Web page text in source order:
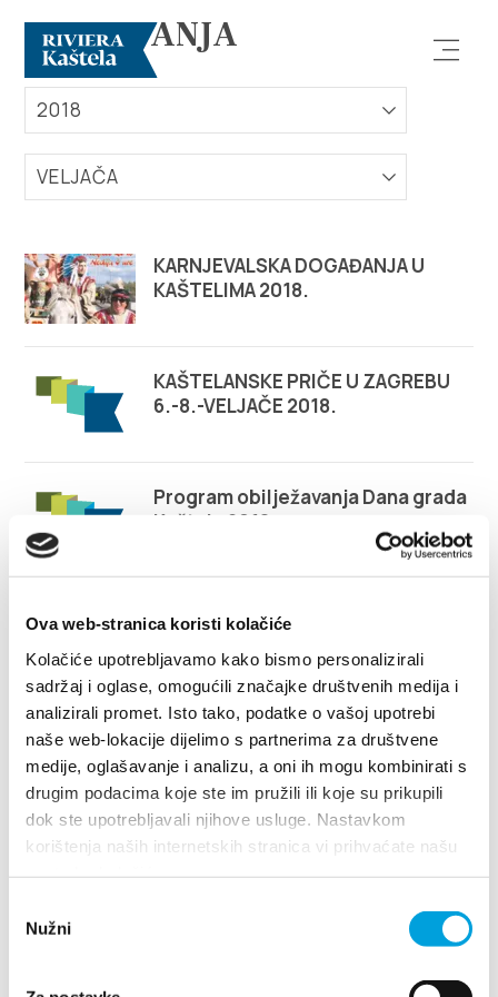
Ova web-stranica koristi kolačiće
Kolačiće upotrebljavamo kako bismo personalizirali
sadržaj i oglase, omogućili značajke društvenih medija i
analizirali promet. Isto tako, podatke o vašoj upotrebi
naše web-lokacije dijelimo s partnerima za društvene
medije, oglašavanje i analizu, a oni ih mogu kombinirati s
drugim podacima koje ste im pružili ili koje su prikupili
dok ste upotrebljavali njihove usluge. Nastavkom
korištenja naših internetskih stranica vi prihvaćate našu
pristanka
Nužni
Istraži
Destinacija
Što raditi
Multimedija
Safe in Dalmatia
hr
+385 21 227 933
info@kastela-info.hr
DOGAĐANJA
2018
VELJAČA
KARNJEVALSKA DOGAĐANJA U
KAŠTELIMA 2018.
KAŠTELANSKE PRIČE U ZAGREBU
6.-8.-VELJAČE 2018.
Program obilježavanja Dana grada
Kaštela 2018.
Villa Nika, Kamberovo šetalište 30
21216 Kaštel Stari, Hrvatska